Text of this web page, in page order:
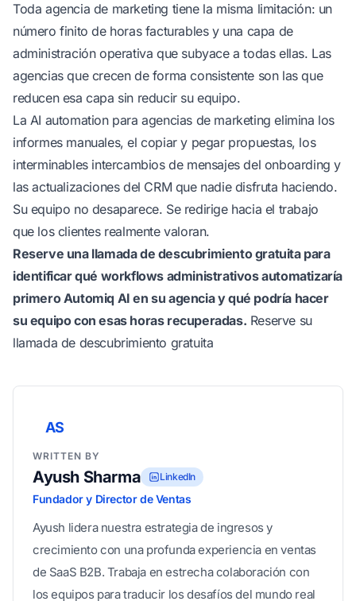
Toda agencia de marketing tiene la misma limitación: un
número finito de horas facturables y una capa de
administración operativa que subyace a todas ellas. Las
agencias que crecen de forma consistente son las que
reducen esa capa sin reducir su equipo.
La AI automation para agencias de marketing elimina los
informes manuales, el copiar y pegar propuestas, los
interminables intercambios de mensajes del onboarding y
las actualizaciones del CRM que nadie disfruta haciendo.
Su equipo no desaparece. Se redirige hacia el trabajo
que los clientes realmente valoran.
Reserve una llamada de descubrimiento gratuita para
identificar qué workflows administrativos automatizaría
primero Automiq AI en su agencia y qué podría hacer
su equipo con esas horas recuperadas. Reserve su
llamada de descubrimiento gratuita
AS
WRITTEN BY
Ayush Sharma LinkedIn
Fundador y Director de Ventas
Ayush lidera nuestra estrategia de ingresos y
crecimiento con una profunda experiencia en ventas
de SaaS B2B. Trabaja en estrecha colaboración con
los equipos para traducir los desafíos del mundo real